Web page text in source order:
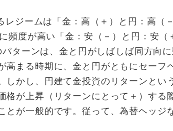
ジームは「金：高（＋）と円：高（－
頻度が高い「金：安（－）と円：安（
パターンは、金と円がしばしば同方向に
高まる時期に、金と円がともにセーフ
かし、円建て金投資のリターンとい
格が上昇（リターンにとって＋）する
とが一般的です。従って、為替ヘッジ